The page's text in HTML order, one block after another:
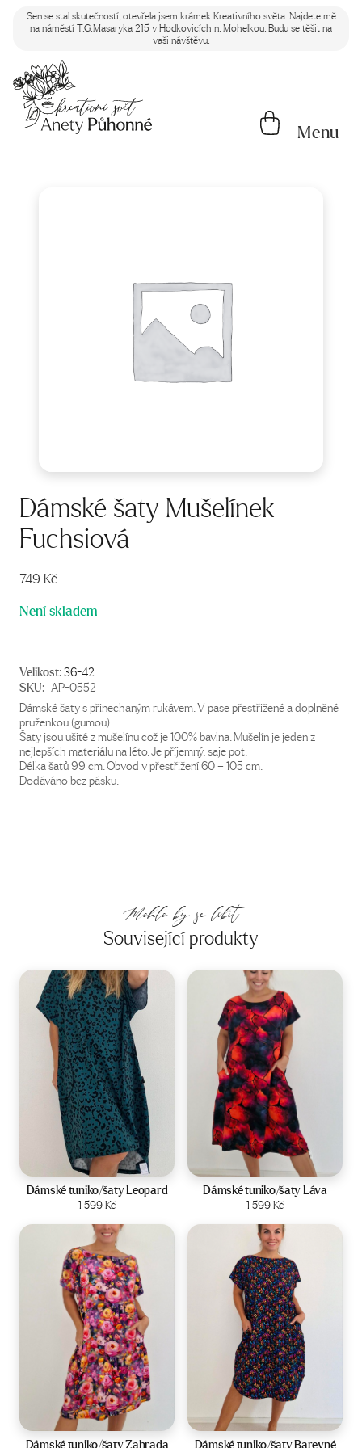
Sen se stal skutečností, otevřela jsem krámek Kreativního světa. Najdete mě
na náměstí T.G.Masaryka 215 v Hodkovicích n. Mohelkou. Budu se těšit na
vaši návštěvu.
Menu
Dámské šaty Mušelínek
Fuchsiová
749 Kč
Není skladem
Velikost:36-42
SKU: AP-0552
Dámské šaty s přinechaným rukávem. V pase přestřižené a doplněné
pruženkou (gumou).
Šaty jsou ušité z mušelínu což je 100% bavlna. Mušelín je jeden z
nejlepších materiálu na léto. Je příjemný, saje pot.
Délka šatů 99 cm. Obvod v přestřižení 60 – 105 cm.
Dodáváno bez pásku.
Mohlo by se líbit
Související produkty
Velikost:44-50
Dámské tuniko/šaty Leopard
1 599Kč
Zobrazit produkt
Velikost: 44-50
Dámské tuniko/šaty Láva
1 599Kč
Zobrazit produkt
Velikost:44-50
Dámské tuniko/šaty Zahrada
Velikost:44-50
Dámské tuniko/šaty Barevné